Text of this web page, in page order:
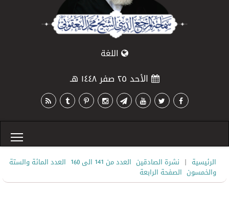
اللغة
الأحد ٢٥ صفر ١٤٤٨ هـ
الرئيسية | نشرة الصادقين العدد من 141 الى 160
العدد المائة والستة
والخمسون الصفحة الرابعة